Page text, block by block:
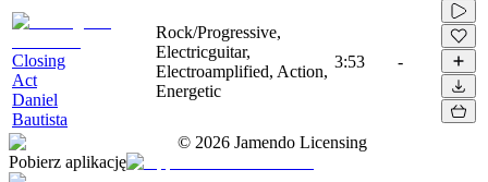
Closing
Act
Daniel
Bautista
Rock/Progressive,
Electricguitar,
Electroamplified, Action,
Energetic
3:53 -
© 2026 Jamendo Licensing
Pobierz aplikację